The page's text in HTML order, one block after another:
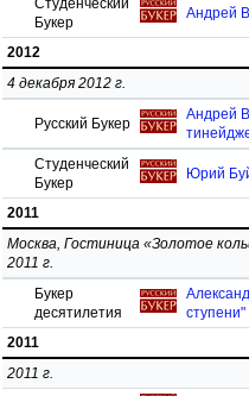
Студенческий
Букер
Андрей
2012
4 декабря 2012 г.
Русский Букер
Андрей
Студенческий
Букер
Юрий
2011
Москва, Гостиница «Золотое
2011 г.
Букер
десятилетия
ступени"
2011
2011 г.